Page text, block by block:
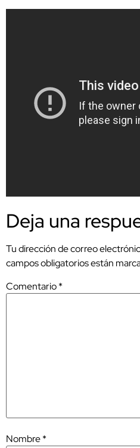
Deja una
Tu dirección de correo
campos obligatorios están
Comentario*
Nombre*